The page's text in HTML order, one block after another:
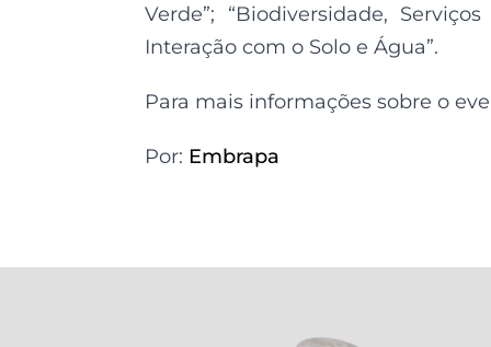
Verde”; “Biodiversidade,
Interação com o Solo e Água”.
Para mais informações sobre o
Por: Embrapa